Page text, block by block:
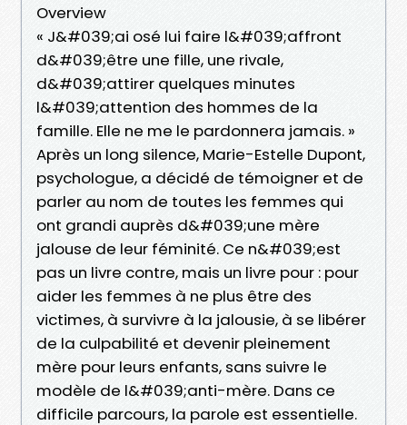
Overview
« J&#039;ai osé lui faire l&#039;affront
d&#039;être une fille, une rivale,
d&#039;attirer quelques minutes
l&#039;attention des hommes de la
famille. Elle ne me le pardonnera jamais. »
Après un long silence, Marie-Estelle Dupont,
psychologue, a décidé de témoigner et de
parler au nom de toutes les femmes qui
ont grandi auprès d&#039;une mère
jalouse de leur féminité. Ce n&#039;est
pas un livre contre, mais un livre pour : pour
aider les femmes à ne plus être des
victimes, à survivre à la jalousie, à se libérer
de la culpabilité et devenir pleinement
mère pour leurs enfants, sans suivre le
modèle de l&#039;anti-mère. Dans ce
difficile parcours, la parole est essentielle.